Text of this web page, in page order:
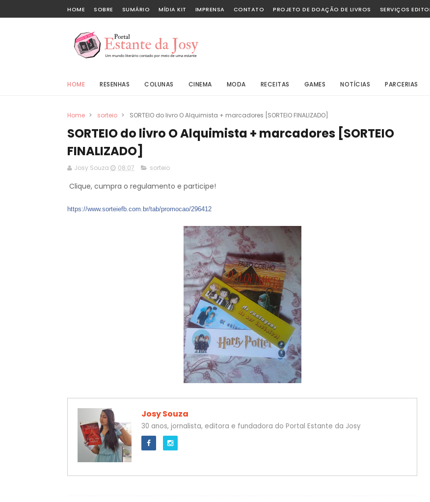
HOME SOBRE SUMÁRIO MÍDIA KIT IMPRENSA CONTATO PROJETO DE DOAÇÃO DE LIVROS SERVIÇOS
HOME RESENHAS COLUNAS CINEMA MODA RECEITAS GAMES NOTÍCIAS PARCERIAS
Home > sorteio > SORTEIO do livro O Alquimista + marcadores [SORTEIO FINALIZADO]
SORTEIO do livro O Alquimista + marcadores [SORTEIO
FINALIZADO]
Josy Souza 08:07 sorteio
Clique, cumpra o regulamento e participe!
https://www.sorteiefb.com.br/tab/promocao/296412
Josy Souza
30 anos, jornalista, editora e fundadora do Portal Estante da Josy